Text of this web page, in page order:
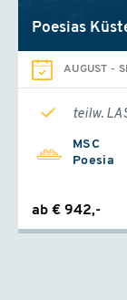
Poesias
AUGUST -
teilw.
MSC
Poesia
ab € 942,-